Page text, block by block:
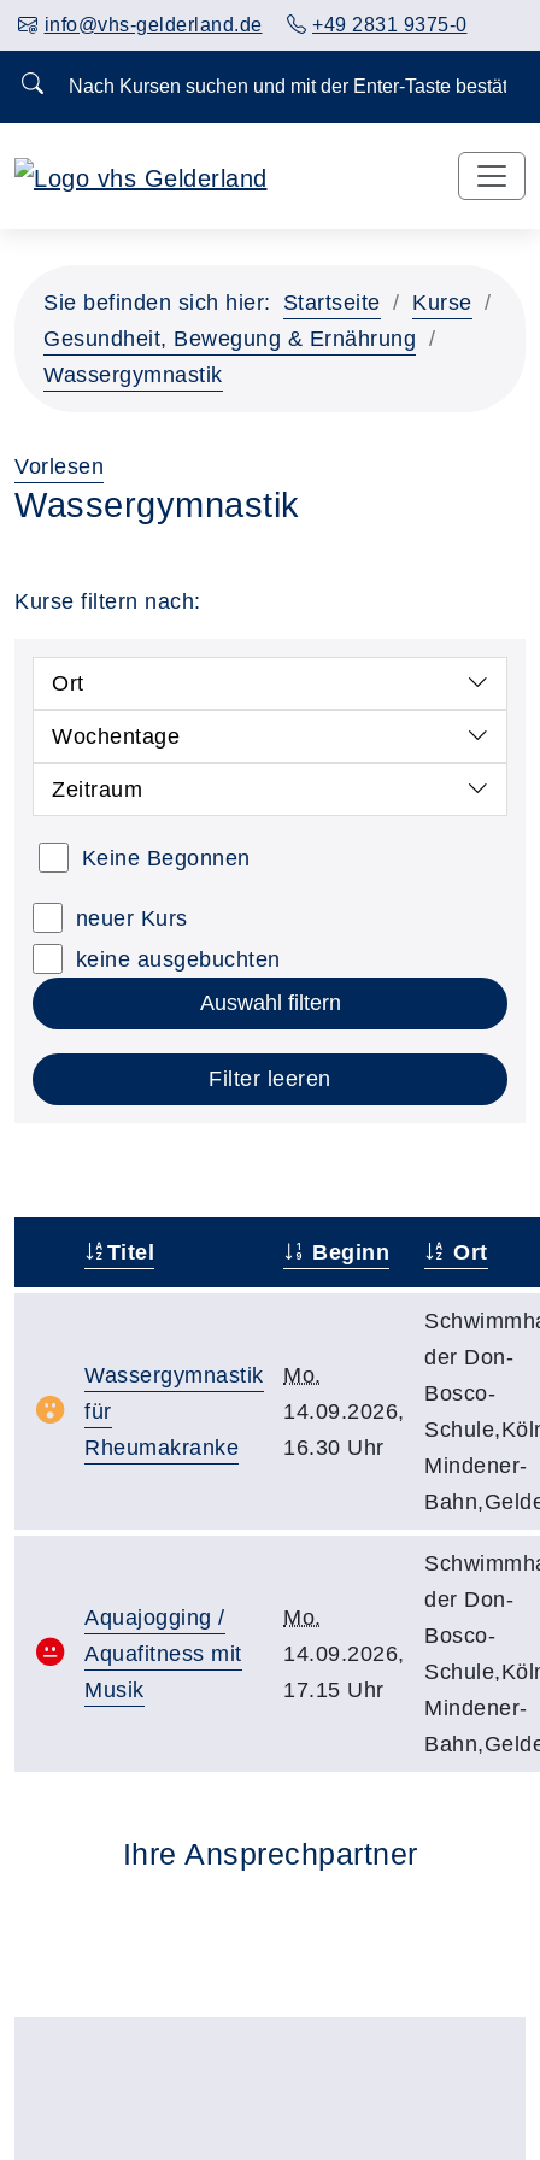
info@vhs-gelderland.de +49 2831 9375-0
Nach Kursen suchen und mit der Enter-Taste
Sie befinden sich hier: Startseite
Kurse
Gesundheit, Bewegung & Ernährung
Wassergymnastik
Vorlesen
Wassergymnastik
Kurse filtern nach:
Ort
Wochentage
Zeitraum
Keine Begonnen
neuer Kurs
keine ausgebuchten
Auswahl filtern
Filter leeren
Titel Beginn Ort
Wassergymnastik
für
Rheumakranke
Mo.
14.09.2026,
16.30 Uhr
der Don-
Bosco-
Mindener-
Aquajogging /
Aquafitness mit
Musik
Mo.
14.09.2026,
17.15 Uhr
der Don-
Bosco-
Mindener-
Ihre Ansprechpartner